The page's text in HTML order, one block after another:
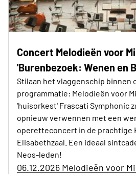
Concert Melodieën voor
'Burenbezoek: Wenen en
Stilaan het vlaggenschip binnen
programmatie: Melodieën voor
'huisorkest' Frascati Symphonic
opnieuw verwennen met een
operetteconcert in de prachtige
Elisabethzaal. Een ideaal
Neos-leden!
06.12.2026 Melodieën voor